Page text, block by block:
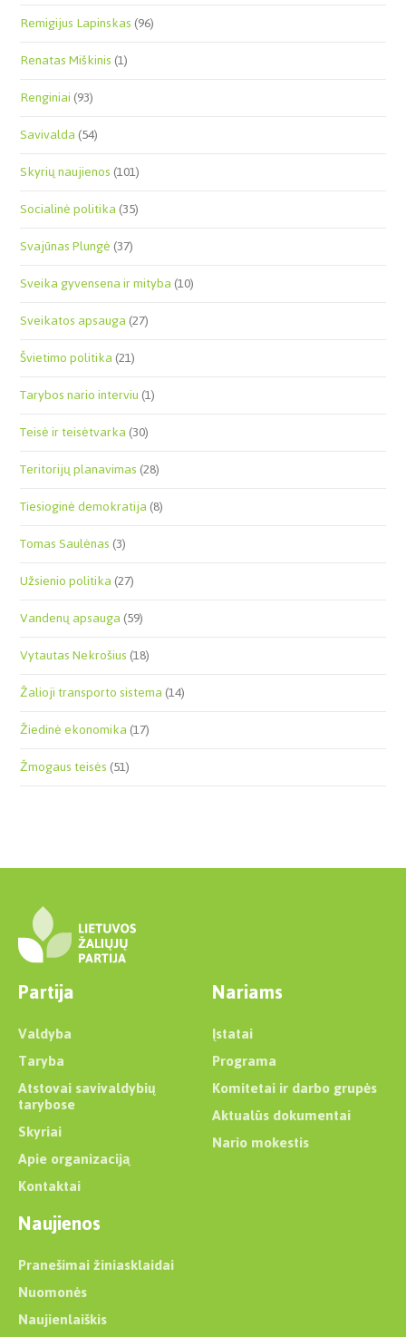
Remigijus Lapinskas(96)
Renatas Miškinis(1)
Renginiai(93)
Savivalda(54)
Skyrių naujienos(101)
Socialinė politika(35)
Svajūnas Plungė(37)
Sveika gyvensena ir mityba(10)
Sveikatos apsauga(27)
Švietimo politika(21)
Tarybos nario interviu(1)
Teisė ir teisėtvarka(30)
Teritorijų planavimas(28)
Tiesioginė demokratija(8)
Tomas Saulėnas(3)
Užsienio politika(27)
Vandenų apsauga(59)
Vytautas Nekrošius(18)
Žalioji transporto sistema(14)
Žiedinė ekonomika(17)
Žmogaus teisės(51)
Partija
Valdyba
Taryba
Atstovai savivaldybių
tarybose
Skyriai
Apie organizaciją
Kontaktai
Nariams
Įstatai
Programa
Komitetai ir darbo grupės
Aktualūs dokumentai
Nario mokestis
Naujienos
Pranešimai žiniasklaidai
Nuomonės
Naujienlaiškis